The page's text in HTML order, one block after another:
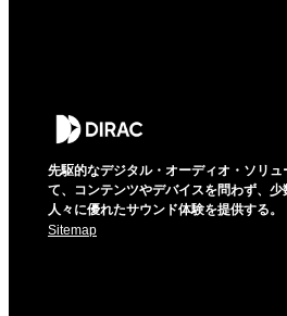
先駆的なデジタル・オーディオ・ソリュ
て、コンテンツやデバイスを問わず、
人々に優れたサウンド体験を提供する。
Sitemap